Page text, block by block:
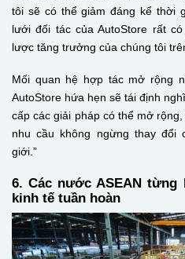
tôi sẽ có thể giảm đáng kể thời
lưới đối tác của AutoStore rất
lược tăng trưởng của chúng tôi
Mối quan hệ hợp tác mở rộng
AutoStore hứa hẹn sẽ tái định
cấp các giải pháp có thể mở
nhu cầu không ngừng thay đổi
giới.”
6. Các nước ASEAN
kinh tế tuần hoàn